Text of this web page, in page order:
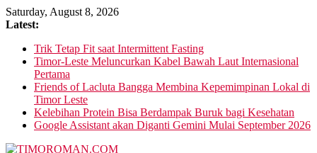
Saturday, August 8, 2026
Latest:
Trik Tetap Fit saat Intermittent Fasting
Timor-Leste Meluncurkan Kabel Bawah Laut Internasional
Pertama
Friends of Lacluta Bangga Membina Kepemimpinan Lokal di
Timor Leste
Kelebihan Protein Bisa Berdampak Buruk bagi Kesehatan
Google Assistant akan Diganti Gemini Mulai September 2026